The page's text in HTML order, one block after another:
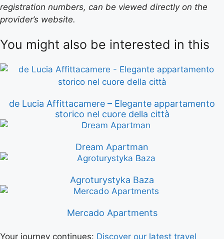
registration numbers, can be viewed directly on the
provider’s website.
You might also be interested in this
de Lucia Affittacamere – Elegante appartamento
storico nel cuore della città
Dream Apartman
Agroturystyka Baza
Mercado Apartments
Your journey continues: Discover our latest travel